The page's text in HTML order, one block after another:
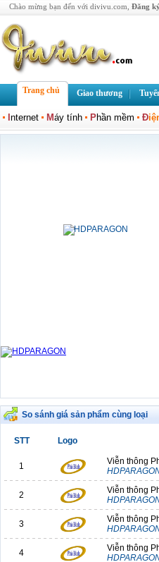
Chào mừng bạn đến với divivu.com, Đăng
Trang chủ Giao thương
nternet Máy tính Phần mềm Đ
So sánh giá sản phẩm cùng loại
STT Logo
1
Viễn thông
2
Viễn thông
3
Viễn thông
4
Viễn thông